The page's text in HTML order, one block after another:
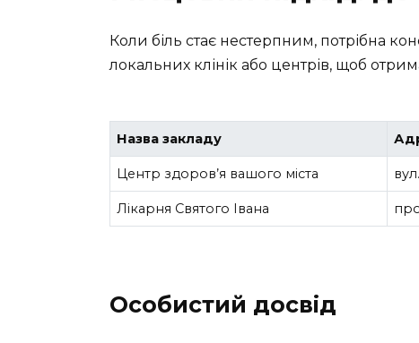
Коли біль стає нестерпним, потрібна
локальних клінік або центрів, щоб
Назва закладу
Центр здоров’я вашого міста
Лікарня Святого Івана
Особистий досвід